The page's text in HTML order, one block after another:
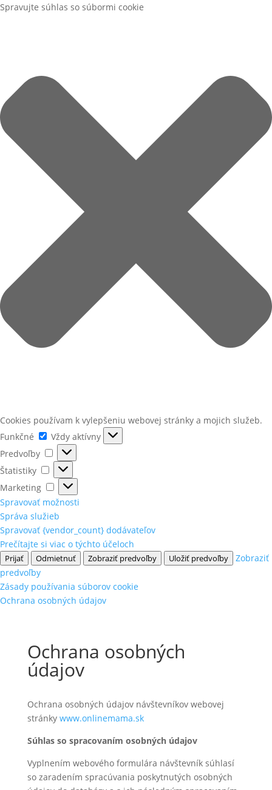
Spravujte súhlas so súbormi cookie
Cookies používam k vylepšeniu webovej stránky a mojich služeb.
Funkčné
Funkčné
Vždy aktívny
Predvoľby
Predvoľby
Štatistiky
Štatistiky
Marketing
Marketing
Spravovať možnosti
Správa služieb
Spravovať {vendor_count} dodávateľov
Prečítajte si viac o týchto účeloch
Prijať Odmietnuť Zobraziť predvoľby Uložiť predvoľby
Zobraziť
predvoľby
Zásady používania súborov cookie
Ochrana osobných údajov
Ochrana osobných
údajov
Ochrana osobných údajov návštevníkov webovej
stránky www.onlinemama.sk
Súhlas so spracovaním osobných údajov
Vyplnením webového formulára návštevník súhlasí
so zaradením spracúvania poskytnutých osobných